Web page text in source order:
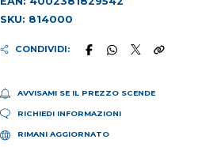
SKU: 814000
CONDIVIDI:
AVVISAMI SE IL PREZZO SCENDE
RICHIEDI INFORMAZIONI
RIMANI AGGIORNATO